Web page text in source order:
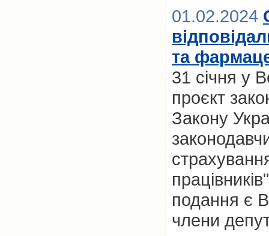
01.02.2024
та
31 січня у
проєкт
Закону
подання є
члени